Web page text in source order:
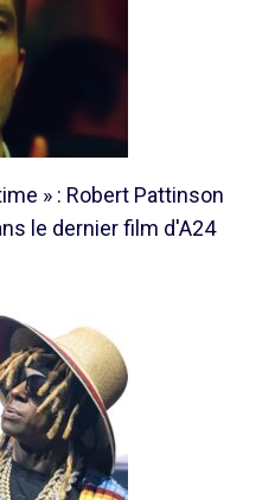
» : Robert Pattinson
le dernier film d'A24